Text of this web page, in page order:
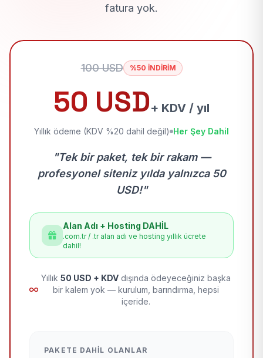
fatura yok.
100 USD %50 İNDİRİM
50 USD+ KDV / yıl
Yıllık ödeme (KDV %20 dahil değil) Her Şey Dahil
"Tek bir paket, tek bir rakam —
profesyonel siteniz yılda yalnızca 50
USD!"
Alan Adı + Hosting DAHİL
.com.tr / .tr alan adı ve hosting yıllık ücrete
dahil!
Yıllık 50 USD + KDV dışında ödeyeceğiniz başka
bir kalem yok — kurulum, barındırma, hepsi
içeride.
PAKETE DAHIL OLANLAR